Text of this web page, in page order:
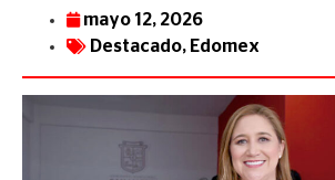
mayo 12, 2026
Destacado, Edomex